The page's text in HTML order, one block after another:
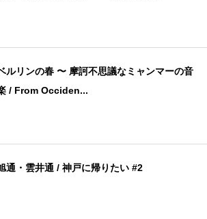
ルリンの春 〜 摩訶不思議なミャンマーの音
/ From Occiden...
通・雲井通 / 神戸に帰りたい #2